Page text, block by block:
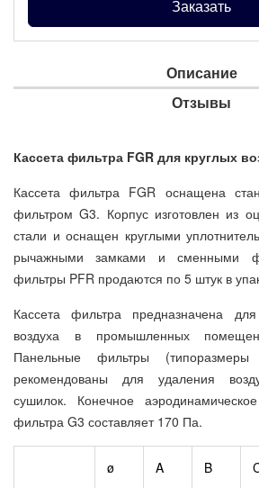
Заказать
Описание
Отзывы
Кассета фильтра FGR для круглых
Кассета фильтра FGR оснащена
фильтром G3. Корпус изготовлен из
стали и оснащен круглыми
рычажными замками и сменными
фильтры PFR продаются по 5 штук в
Кассета фильтра предназначена
воздуха в промышленных
Панельные фильтры
рекомендованы для удаления
сушилок. Конечное
фильтра G3 составляет 170 Па.
ø A B